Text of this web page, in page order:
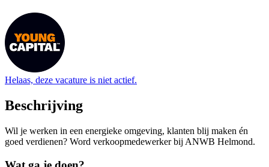
Helaas, deze vacature is niet actief.
Beschrijving
Wil je werken in een energieke omgeving, klanten blij maken én
goed verdienen? Word verkoopmedewerker bij ANWB Helmond.